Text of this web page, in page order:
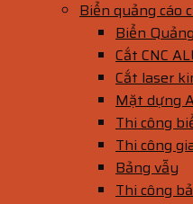
Biển quảng cáo
Biển
Cắt CNC
Cắt laser
Mặt dựng
Thi công
Thi công
Bảng vẫy
Thi công